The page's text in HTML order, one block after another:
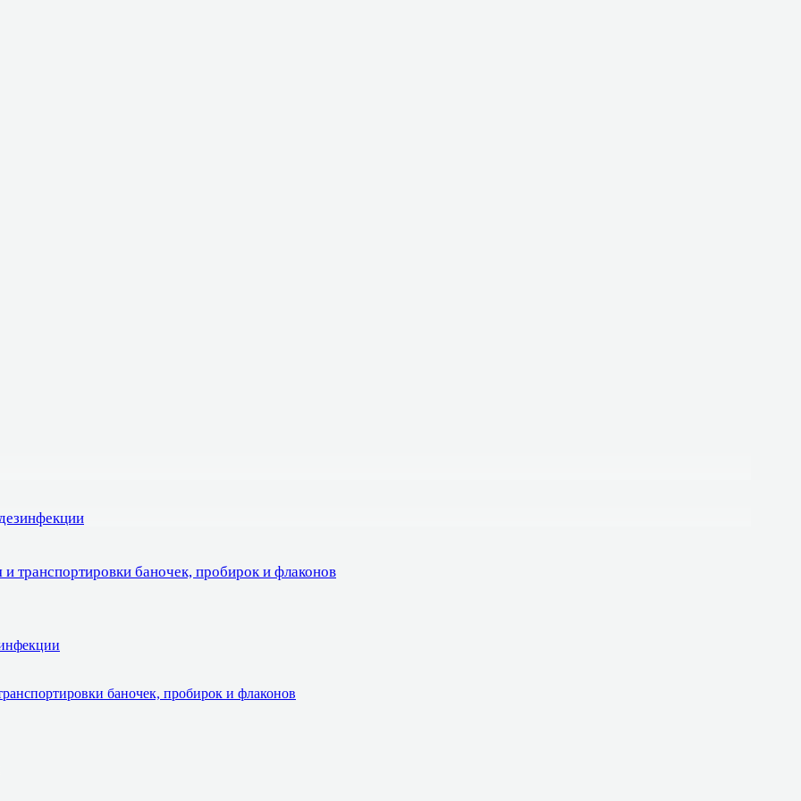
транспортировки баночек, пробирок и флаконов
баночек, пробирок и флаконов